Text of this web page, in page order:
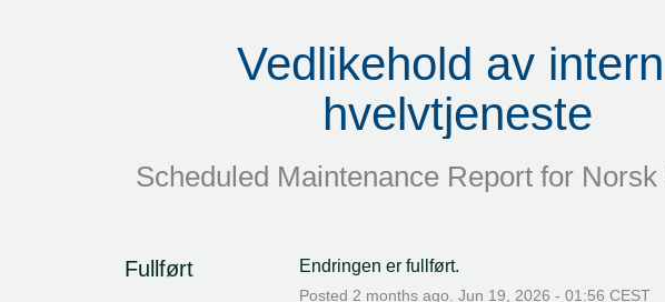
Vedlikehold av intern
hvelvtjeneste
Scheduled Maintenance Report for Norsk
Fullført Endringen er fullført.
Posted 2 months ago. Jun 19 2026 - 01:56 CEST